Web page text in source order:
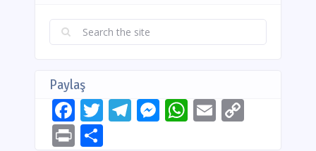
Paylaş
Facebook
Twitter
Telegram
Messenger
WhatsApp
EmailCopy
PrintShare